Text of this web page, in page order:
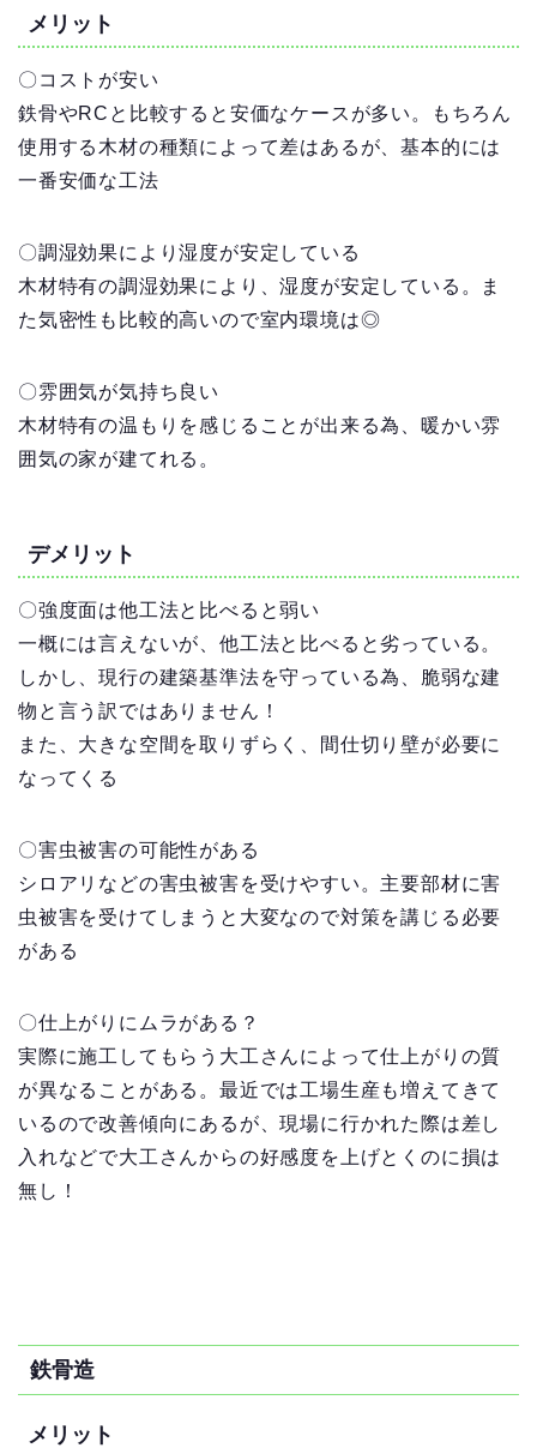
メリット
〇コストが安い
鉄骨やRCと比較すると安価なケースが多い。もちろん
使用する木材の種類によって差はあるが、基本的には
一番安価な工法
〇調湿効果により湿度が安定している
木材特有の調湿効果により、湿度が安定している。ま
た気密性も比較的高いので室内環境は◎
〇雰囲気が気持ち良い
木材特有の温もりを感じることが出来る為、暖かい雰
囲気の家が建てれる。
デメリット
〇強度面は他工法と比べると弱い
一概には言えないが、他工法と比べると劣っている。
しかし、現行の建築基準法を守っている為、脆弱な建
物と言う訳ではありません！
また、大きな空間を取りずらく、間仕切り壁が必要に
なってくる
〇害虫被害の可能性がある
シロアリなどの害虫被害を受けやすい。主要部材に害
虫被害を受けてしまうと大変なので対策を講じる必要
がある
〇仕上がりにムラがある？
実際に施工してもらう大工さんによって仕上がりの質
が異なることがある。最近では工場生産も増えてきて
いるので改善傾向にあるが、現場に行かれた際は差し
入れなどで大工さんからの好感度を上げとくのに損は
無し！
鉄骨造
メリット